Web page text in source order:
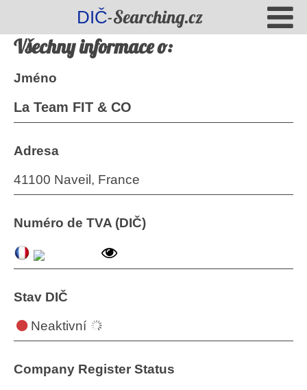
DIČ-Searching.cz
Všechny informace o:
Jméno
La Team FIT & CO
Adresa
41100 Naveil, France
Numéro de TVA (DIČ)
Stav DIČ
Neaktivní
Company Register Status